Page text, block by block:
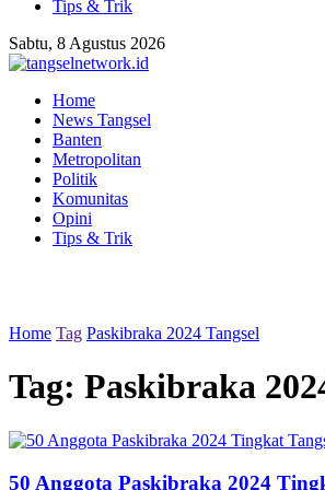
Tips & Trik
Sabtu, 8 Agustus 2026
Home
News Tangsel
Banten
Metropolitan
Politik
Komunitas
Opini
Tips & Trik
Home Tag Paskibraka 2024 Tangsel
Tag: Paskibraka
50 Anggota Paskibraka 2024